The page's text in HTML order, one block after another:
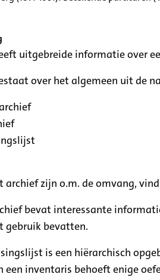
uitgebreide informatie over
over het algemeen uit de
archief zijn o.m. de omvang,
bevat interessante
gebruik bevatten.
is een hiërarchisch
een inventaris behoeft enige